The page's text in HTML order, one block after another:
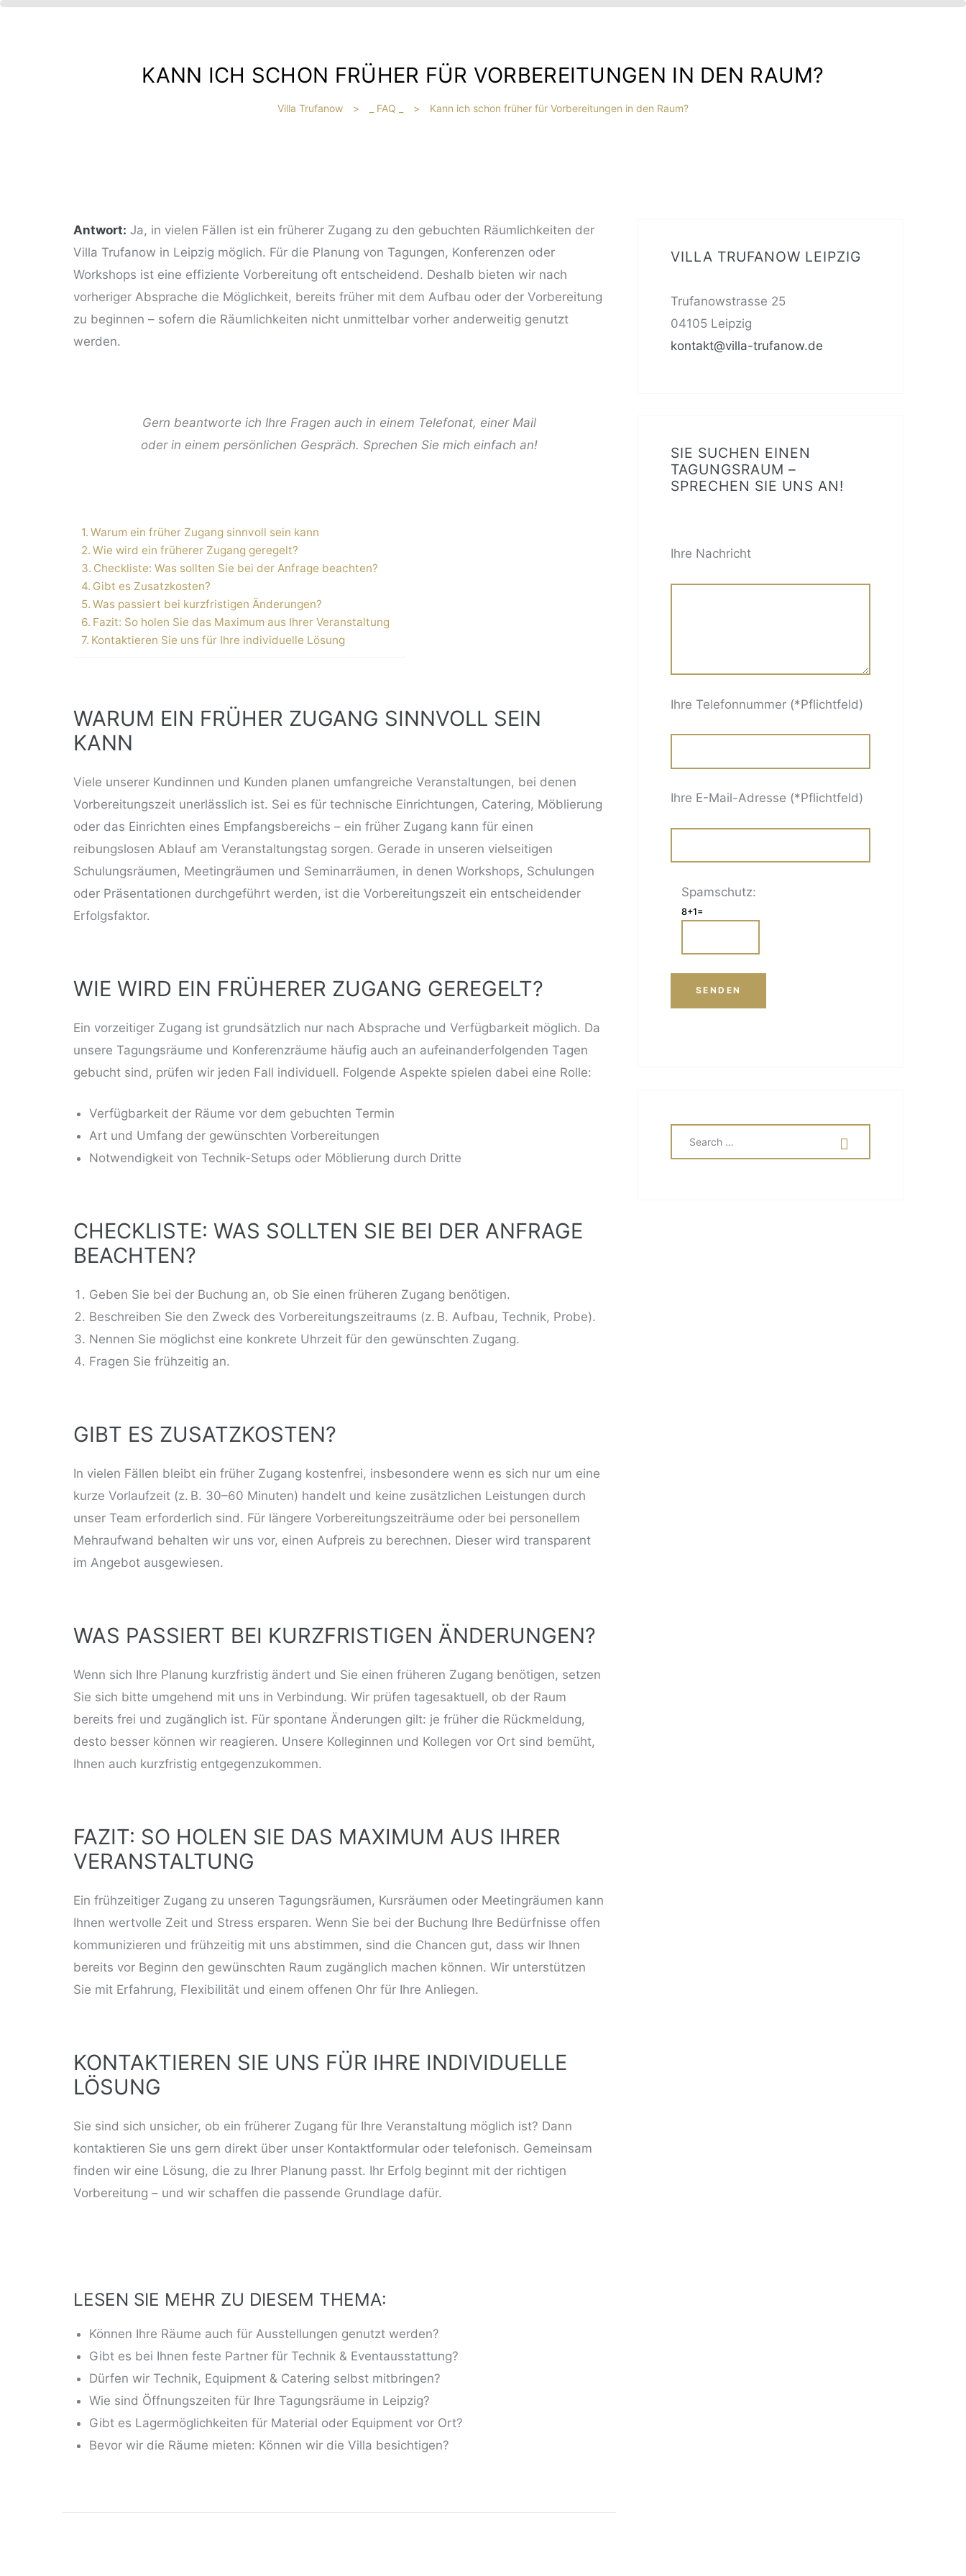
KANN ICH SCHON FRÜHER FÜR VORBEREITUNGEN IN DEN RAUM?
Villa Trufanow > _ FAQ _ > Kann ich schon früher für Vorbereitungen in den Raum?
Antwort: Ja, in vielen Fällen ist ein früherer Zugang zu den gebuchten Räumlichkeiten der
Villa Trufanow in Leipzig möglich. Für die Planung von Tagungen, Konferenzen oder
Workshops ist eine effiziente Vorbereitung oft entscheidend. Deshalb bieten wir nach
vorheriger Absprache die Möglichkeit, bereits früher mit dem Aufbau oder der Vorbereitung
zu beginnen – sofern die Räumlichkeiten nicht unmittelbar vorher anderweitig genutzt
werden.
Gern beantworte ich Ihre Fragen auch in einem Telefonat, einer Mail
oder in einem persönlichen Gespräch. Sprechen Sie mich einfach an!
Warum ein früher Zugang sinnvoll sein kann
Wie wird ein früherer Zugang geregelt?
Checkliste: Was sollten Sie bei der Anfrage beachten?
Gibt es Zusatzkosten?
Was passiert bei kurzfristigen Änderungen?
Fazit: So holen Sie das Maximum aus Ihrer Veranstaltung
Kontaktieren Sie uns für Ihre individuelle Lösung
WARUM EIN FRÜHER ZUGANG SINNVOLL SEIN
KANN
Viele unserer Kundinnen und Kunden planen umfangreiche Veranstaltungen, bei denen
Vorbereitungszeit unerlässlich ist. Sei es für technische Einrichtungen, Catering, Möblierung
oder das Einrichten eines Empfangsbereichs – ein früher Zugang kann für einen
reibungslosen Ablauf am Veranstaltungstag sorgen. Gerade in unseren vielseitigen
Schulungsräumen, Meetingräumen und Seminarräumen, in denen Workshops, Schulungen
oder Präsentationen durchgeführt werden, ist die Vorbereitungszeit ein entscheidender
Erfolgsfaktor.
WIE WIRD EIN FRÜHERER ZUGANG GEREGELT?
Ein vorzeitiger Zugang ist grundsätzlich nur nach Absprache und Verfügbarkeit möglich. Da
unsere Tagungsräume und Konferenzräume häufig auch an aufeinanderfolgenden Tagen
gebucht sind, prüfen wir jeden Fall individuell. Folgende Aspekte spielen dabei eine Rolle:
Verfügbarkeit der Räume vor dem gebuchten Termin
Art und Umfang der gewünschten Vorbereitungen
Notwendigkeit von Technik-Setups oder Möblierung durch Dritte
CHECKLISTE: WAS SOLLTEN SIE BEI DER ANFRAGE
BEACHTEN?
Geben Sie bei der Buchung an, ob Sie einen früheren Zugang benötigen.
Beschreiben Sie den Zweck des Vorbereitungszeitraums (z. B. Aufbau, Technik, Probe).
Nennen Sie möglichst eine konkrete Uhrzeit für den gewünschten Zugang.
Fragen Sie frühzeitig an.
GIBT ES ZUSATZKOSTEN?
In vielen Fällen bleibt ein früher Zugang kostenfrei, insbesondere wenn es sich nur um eine
kurze Vorlaufzeit (z. B. 30–60 Minuten) handelt und keine zusätzlichen Leistungen durch
unser Team erforderlich sind. Für längere Vorbereitungszeiträume oder bei personellem
Mehraufwand behalten wir uns vor, einen Aufpreis zu berechnen. Dieser wird transparent
im Angebot ausgewiesen.
WAS PASSIERT BEI KURZFRISTIGEN ÄNDERUNGEN?
Wenn sich Ihre Planung kurzfristig ändert und Sie einen früheren Zugang benötigen, setzen
Sie sich bitte umgehend mit uns in Verbindung. Wir prüfen tagesaktuell, ob der Raum
bereits frei und zugänglich ist. Für spontane Änderungen gilt: je früher die Rückmeldung,
desto besser können wir reagieren. Unsere Kolleginnen und Kollegen vor Ort sind bemüht,
Ihnen auch kurzfristig entgegenzukommen.
FAZIT: SO HOLEN SIE DAS MAXIMUM AUS IHRER
VERANSTALTUNG
Ein frühzeitiger Zugang zu unseren Tagungsräumen, Kursräumen oder Meetingräumen kann
Ihnen wertvolle Zeit und Stress ersparen. Wenn Sie bei der Buchung Ihre Bedürfnisse offen
kommunizieren und frühzeitig mit uns abstimmen, sind die Chancen gut, dass wir Ihnen
bereits vor Beginn den gewünschten Raum zugänglich machen können. Wir unterstützen
Sie mit Erfahrung, Flexibilität und einem offenen Ohr für Ihre Anliegen.
KONTAKTIEREN SIE UNS FÜR IHRE INDIVIDUELLE
LÖSUNG
Sie sind sich unsicher, ob ein früherer Zugang für Ihre Veranstaltung möglich ist? Dann
kontaktieren Sie uns gern direkt über unser Kontaktformular oder telefonisch. Gemeinsam
finden wir eine Lösung, die zu Ihrer Planung passt. Ihr Erfolg beginnt mit der richtigen
Vorbereitung – und wir schaffen die passende Grundlage dafür.
LESEN SIE MEHR ZU DIESEM THEMA:
Können Ihre Räume auch für Ausstellungen genutzt werden?
Gibt es bei Ihnen feste Partner für Technik & Eventausstattung?
Dürfen wir Technik, Equipment & Catering selbst mitbringen?
Wie sind Öffnungszeiten für Ihre Tagungsräume in Leipzig?
Gibt es Lagermöglichkeiten für Material oder Equipment vor Ort?
Bevor wir die Räume mieten: Können wir die Villa besichtigen?
VILLA TRUFANOW LEIPZIG
Trufanowstrasse 25
04105 Leipzig
kontakt@villa-trufanow.de
SIE SUCHEN EINEN
TAGUNGSRAUM –
SPRECHEN SIE UNS AN!
Ihre Nachricht
Ihre Telefonnummer (*Pflichtfeld)
Ihre E-Mail-Adresse (*Pflichtfeld)
Spamschutz:
8+1=
FOR: